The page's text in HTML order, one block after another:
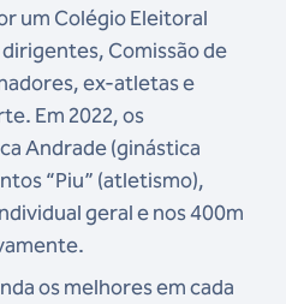
um Colégio Eleitoral
Comissão de
ex-atletas e
Em 2022, os
Andrade (ginástica
“Piu” (atletismo),
geral e nos 400m
os melhores em cada